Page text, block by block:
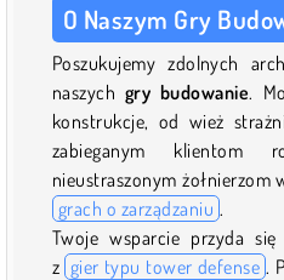
O Naszym Gry
Poszukujemy zdolnych
naszych gry budowanie.
konstrukcje, od wież
zabieganym klientom
nieustraszonym
grach o zarządzaniu .
Twoje wsparcie przyda
z gier typu tower defense .